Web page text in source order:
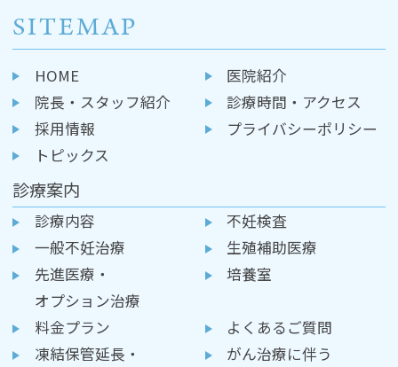
SITEMAP
HOME
医院紹介
院長・スタッフ紹介
診療時間・アクセス
採用情報
プライバシーポリシー
トピックス
診療案内
診療内容
不妊検査
一般不妊治療
生殖補助医療
先進医療・
オプション治療
培養室
料金プラン
よくあるご質問
凍結保管延長・
がん治療に伴う